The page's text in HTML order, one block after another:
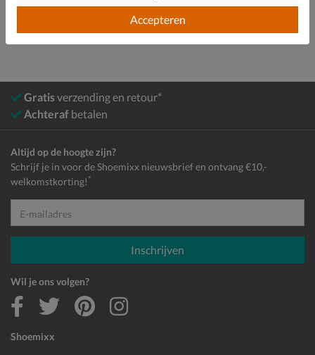
Dames Schoenen Sandalen
Gratisverzending en retour*
Achteraf betalen
Shoemixx
Altijd op de hoogte zijn?
Schrijf je in voor de Shoemixx nieuwsbrief en ontvang €10,-
welkomstkorting! *
E-mailadres
Inschrijven
Wil je ons volgen?
Accepteren